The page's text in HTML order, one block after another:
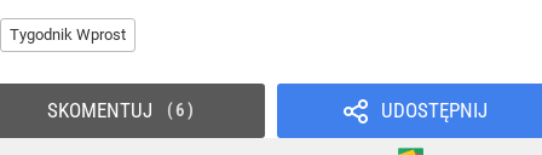
Tygodnik Wprost
UDOSTĘPNIJ
SKOMENTUJ 6